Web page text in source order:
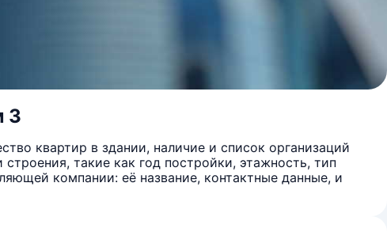
3
квартир в здании, наличие и список организаций
такие как год постройки, этажность, тип
компании: её название, контактные данные, и